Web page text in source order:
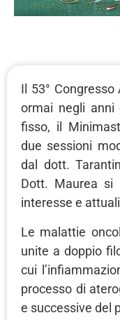
Il 53°
ormai negli anni
fisso, il
due sessioni
dal dott.
Dott. Maurea
interesse e
Le malattie
unite a doppio
cui
processo di
e successive del